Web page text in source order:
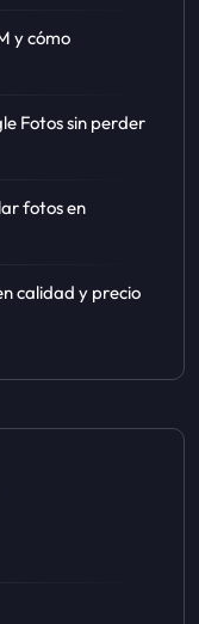
y cómo
Fotos sin perder
fotos en
calidad y precio